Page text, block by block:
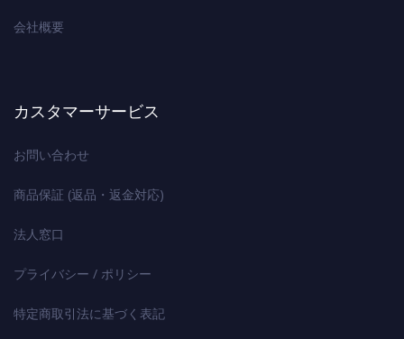
会社概要
カスタマーサービス
お問い合わせ
商品保証 (返品・返金対応)
法人窓口
プライバシー / ポリシー
特定商取引法に基づく表記